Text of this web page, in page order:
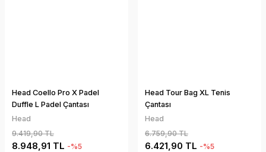
Head Coello Pro X Padel
Duffle L Padel Çantası
Head
9.419,90 TL
8.948,91 TL -%5
Head Tour Bag XL Tenis
Çantası
Head
6.759,90 TL
6.421,90 TL -%5